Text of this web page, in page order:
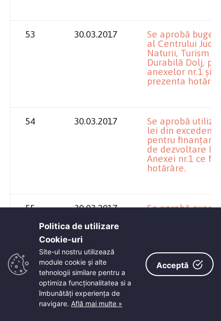
53 30.03.2017
Se aprobă
al Centrului
Naturii, Turism
Durabilă Dolj,
anexelor nr.1 și
prezenta
54 30.03.2017
Se aprobă
lei din
pentru
de dezvoltare în
Anexei nr.1 ce
hotărâre.
55 30.03.2017
Se aprobă
56 30.03.2017
Se aprobă
Politica de utilizare
Cookie-uri‎
Site-ul nostru utilizează
module cookie și alte
tehnologii similare pentru a
optimiza funcţionalitatea si a
îmbunătăţi experienţa de
navigare. Află mai multe »
Acceptă